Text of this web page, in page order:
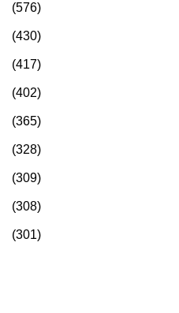
(576)
(430)
(417)
(402)
(365)
(328)
(309)
(308)
(301)